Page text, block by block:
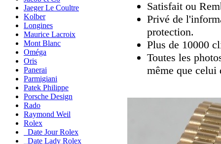
Jaeger Le Coultre
Kolber
Longines
Maurice Lacroix
Mont Blanc
Oméga
Oris
Panerai
Parmigiani
Patek Philippe
Porsche Design
Rado
Raymond Weil
Rolex
Date Jour Rolex
Date Lady Rolex
Satisfait ou
Privé de
protection.
Plus de 10000
Toutes les
même que celui